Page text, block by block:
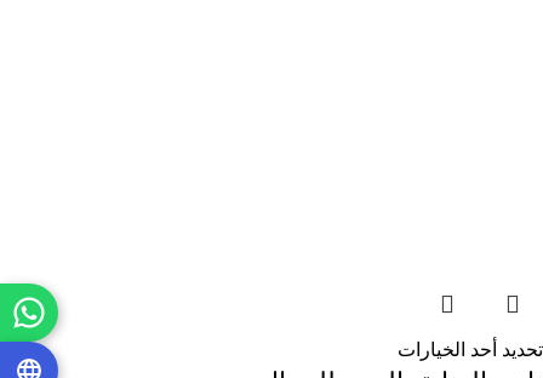
تحديد أحد الخيارات